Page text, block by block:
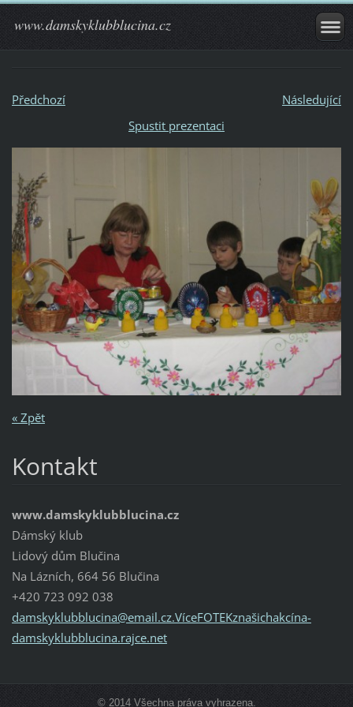
www.damskyklubblucina.cz
Předchozí
Následující
Spustit prezentaci
« Zpět
Kontakt
www.damskyklubblucina.cz
Dámský klub
Lidový dům Blučina
Na Lázních, 664 56 Blučina
+420 723 092 038
damskyklubblucina@email.cz.VíceFOTEKznašichakcína-
damskyklubblucina.rajce.net
© 2014 Všechna práva vyhrazena.